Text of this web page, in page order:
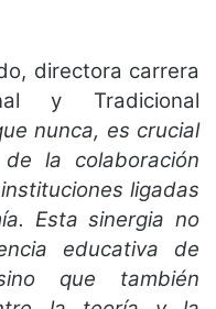
directora carrera
y Tradicional
nunca, es crucial
la colaboración
ligadas
Esta sinergia no
educativa de
que también